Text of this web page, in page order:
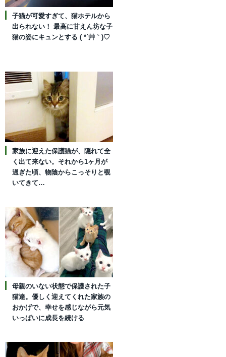
子猫が可愛すぎて、猫ホテルから
出られない！ 最高に甘えん坊な子
猫の姿にキュンとする ( *´艸｀)♡
家族に迎えた保護猫が、隠れて全
く出て来ない。それから1ヶ月が
過ぎた頃、物陰からこっそりと覗
いてきて…
母親のいない状態で保護された子
猫達。優しく迎えてくれた家族の
おかげで、幸せを感じながら元気
いっぱいに成長を続ける